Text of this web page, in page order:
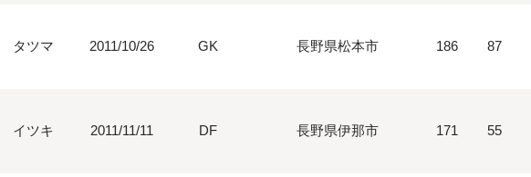
タツマ 2011/10/26 GK 長野県松本市 186 87
イツキ 2011/11/11 DF 長野県伊那市 171 55